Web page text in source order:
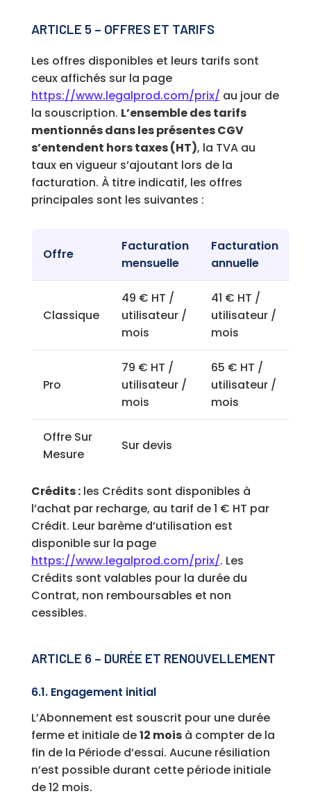
ARTICLE 5 – OFFRES ET TARIFS
Les offres disponibles et leurs tarifs sont
ceux affichés sur la page
https://www.legalprod.com/prix/ au jour de
la souscription. L’ensemble des tarifs
mentionnés dans les présentes CGV
s’entendent hors taxes (HT), la TVA au
taux en vigueur s’ajoutant lors de la
facturation. À titre indicatif, les offres
principales sont les suivantes :
Offre
Facturation
mensuelle
Facturation
annuelle
Classique
49 € HT /
utilisateur /
mois
41 € HT /
utilisateur /
mois
Pro
79 € HT /
utilisateur /
mois
65 € HT /
utilisateur /
mois
Offre Sur
Mesure
Sur devis
Crédits :les Crédits sont disponibles à
l’achat par recharge, au tarif de 1 € HT par
Crédit. Leur barème d’utilisation est
disponible sur la page
https://www.legalprod.com/prix/. Les
Crédits sont valables pour la durée du
Contrat, non remboursables et non
cessibles.
ARTICLE 6 – DURÉE ET RENOUVELLEMENT
6.1. Engagement initial
L’Abonnement est souscrit pour une durée
ferme et initiale de12 moisà compter de la
fin de la Période d’essai. Aucune résiliation
n’est possible durant cette période initiale
de 12 mois.